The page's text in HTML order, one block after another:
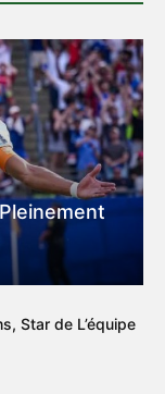
Star de L’équipe